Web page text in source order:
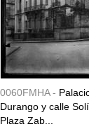
0060FMHA -
Durango y calle
Plaza Zab...